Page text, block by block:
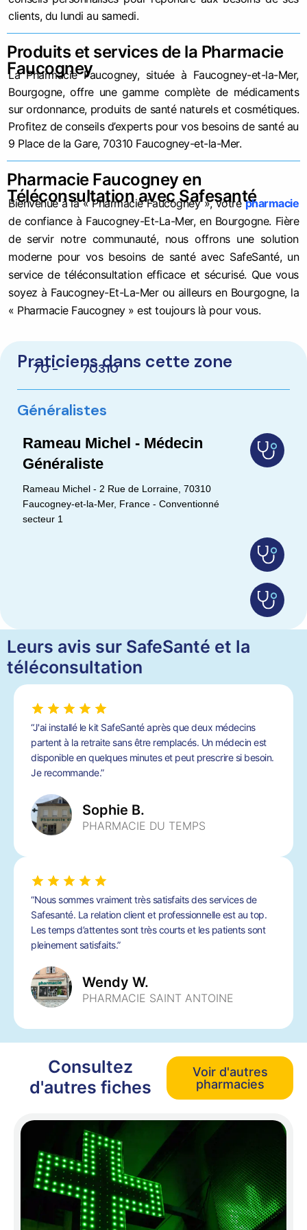
clients, du lundi au samedi.
Produits et services de la Pharmacie
Faucogney
La Pharmacie Faucogney, située à Faucogney-et-la-Mer,
Bourgogne, offre une gamme complète de médicaments
sur ordonnance, produits de santé naturels et cosmétiques.
Profitez de conseils d’experts pour vos besoins de santé au
9 Place de la Gare, 70310 Faucogney-et-la-Mer.
Pharmacie Faucogney en
Téléconsultation avec Safesanté
Bienvenue à la « Pharmacie Faucogney », votrepharmacie
de confiance à Faucogney-Et-La-Mer, en Bourgogne. Fière
de servir notre communauté, nous offrons une solution
moderne pour vos besoins de santé avec SafeSanté, un
service de téléconsultation efficace et sécurisé. Que vous
soyez à Faucogney-Et-La-Mer ou ailleurs en Bourgogne, la
« Pharmacie Faucogney » est toujours là pour vous.
Praticiens dans cette zone
70 - 70310
Généralistes
Rameau Michel - Médecin
Généraliste
Rameau Michel - 2 Rue de Lorraine, 70310
Faucogney-et-la-Mer, France - Conventionné
secteur 1
Leurs avis sur SafeSanté et la
téléconsultation
“J'ai installé le kit SafeSanté après que deux médecins
partent à la retraite sans être remplacés. Un médecin est
disponible en quelques minutes et peut prescrire si besoin.
Je recommande.”
Sophie B.
PHARMACIE DU TEMPS
“Nous sommes vraiment très satisfaits des services de
Safesanté. La relation client et professionnelle est au top.
Les temps d’attentes sont très courts et les patients sont
pleinement satisfaits.”
Wendy W.
PHARMACIE SAINT ANTOINE
Consultez
d'autres fiches
Voir d'autres
pharmacies